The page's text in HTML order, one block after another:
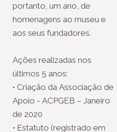
portanto, um ano, de
homenagens ao museu e
aos seus fundadores.
Ações realizadas nos
últimos 5 anos:
• Criação da Associação de
Apoio - ACPGEB – Janeiro
de 2020
• Estatuto (registrado em